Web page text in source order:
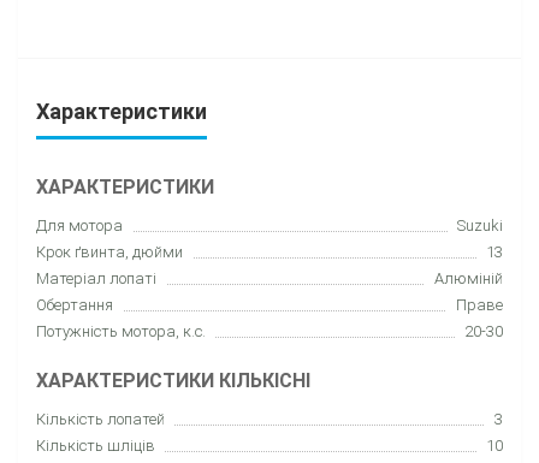
Характеристики
ХАРАКТЕРИСТИКИ
Для мотора
Suzuki
Крок ґвинта, дюйми
13
Матеріал лопаті
Алюміній
Обертання
Праве
Потужність мотора, к.с.
20-30
ХАРАКТЕРИСТИКИ КІЛЬКІСНІ
Кількість лопатей
3
Кількість шліців
10